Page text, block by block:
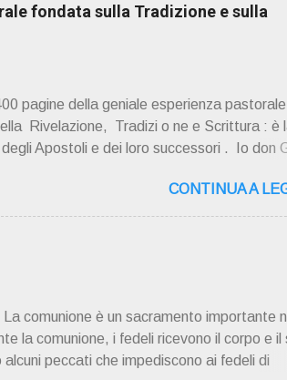
fondata sulla Tradizione e sulla
pagine della geniale esperienza
Rivelazione, Tradizi o ne e Scrittura : è
Apostoli e dei loro successori . Io don
son "da curare" pubblico la sua "
San Giovanni Pupatoro,16 – 37134
che qualche secolo fa … "secolo" fa, da
DI UN CURATO DI CAMPAGNA ". È
CONTINUA A
comunione è un sacramento importante
la comunione, i fedeli ricevono il corpo e il
peccati che impediscono ai fedeli di